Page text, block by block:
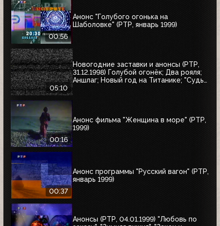
00:56
Анонс "Голубого огонька на
Шаболовке" (РТР, январь 1999)
05:10
Новогодние заставки и анонсы (РТР,
31.12.1998) Голубой огонёк; Два рояля;
Аншлаг; Новый год на Титанике; "Судья
00:16
Анонс фильма "Женщина в море" (РТР,
1999)
00:37
Анонс программы "Русский вагон" (РТР,
январь 1999)
Анонсы (РТР, 04.01.1999) "Любовь по